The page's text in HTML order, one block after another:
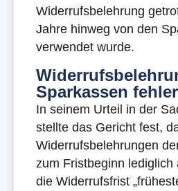
Widerrufsbelehrung
Jahre hinweg von den
verwendet wurde.
Sparkassen
In seinem Urteil in der
stellte das Gericht fest,
Widerrufsbelehrungen
zum Fristbeginn lediglich
die Widerrufsfrist